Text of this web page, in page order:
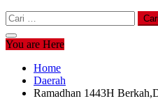
Cari
untuk:
You are Here
Home
Daerah
Ramadhan 1443H